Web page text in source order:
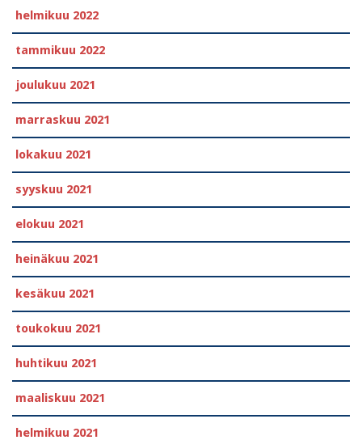
helmikuu 2022
tammikuu 2022
joulukuu 2021
marraskuu 2021
lokakuu 2021
syyskuu 2021
elokuu 2021
heinäkuu 2021
kesäkuu 2021
toukokuu 2021
huhtikuu 2021
maaliskuu 2021
helmikuu 2021